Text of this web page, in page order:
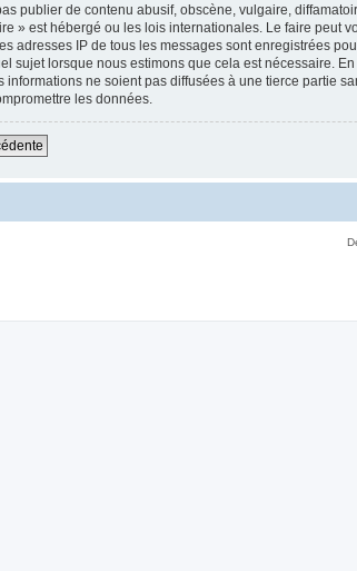
publier de contenu abusif, obscène, vulgaire,
» est hébergé ou les lois internationales. Le faire peut
adresses IP de tous les messages sont enregistrées
sujet lorsque nous estimons que cela est nécessaire.
informations ne soient pas diffusées à une tierce partie
les données.